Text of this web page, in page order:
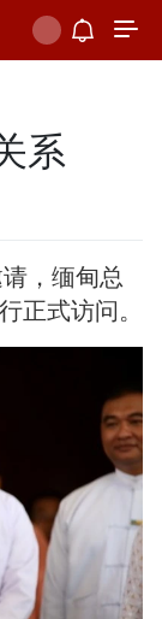
系
，缅甸总
正式访问。